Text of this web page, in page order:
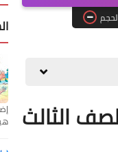
الحجم
الثالث